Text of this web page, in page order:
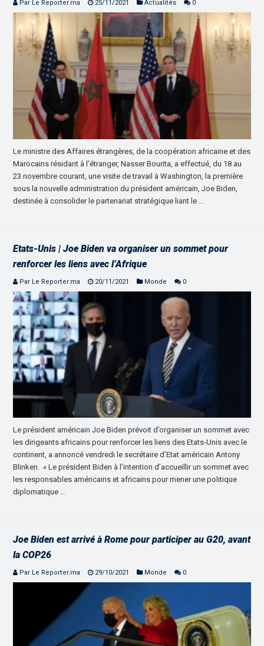
Par Le Reporter.ma 25/11/2021 Actualités 0
Le ministre des Affaires étrangères, de la coopération africaine et des
Marocains résidant à l’étranger, Nasser Bourita, a effectué, du 18 au
23 novembre courant, une visite de travail à Washington, la première
sous la nouvelle administration du président américain, Joe Biden,
destinée à consolider le partenariat stratégique liant le …
Etats-Unis | Joe Biden va organiser un sommet pour
renforcer les liens avec l’Afrique
Par Le Reporter.ma 20/11/2021 Monde 0
Le président américain Joe Biden prévoit d’organiser un sommet avec
les dirigeants africains pour renforcer les liens des Etats-Unis avec le
continent, a annoncé vendredi le secrétaire d’Etat américain Antony
Blinken. « Le président Biden à l’intention d’accueillir un sommet avec
les responsables américains et africains pour mener une politique
diplomatique …
Joe Biden est arrivé à Rome pour participer au G20, avant
la COP26
Par Le Reporter.ma 29/10/2021 Monde 0